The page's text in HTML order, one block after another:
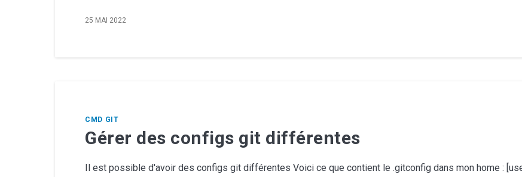
25 MAI 2022
CMD GIT
Gérer des configs git différentes
Il est possible d'avoir des configs git différentes Voici ce que contient le .gitconfig dans mon home :